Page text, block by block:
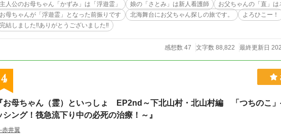
主人公のお母ちゃん「かずみ」は「浮遊霊」 娘の「さとみ」は新人看護師
お父ちゃんの「直」
お母ちゃんが「浮遊霊」となった前振りです
北海舞台にお父ちゃん探しの旅です。 よろひこー！
完結しました‼️ありがとうございました‼
感想数 47 文字数 88,822 最終更新日
4
お母ちゃん（霊）といっしょ EP2nd～下北山村・北山村編 「つちのこ」
シング！筏急流下り中の必死の治療！～』
赤井翼